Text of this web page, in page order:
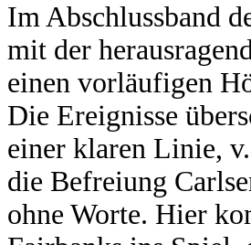
Im Abschlussband
mit der
einen vorläufigen
Die Ereignisse
einer klaren Linie,
die Befreiung
ohne Worte. Hier